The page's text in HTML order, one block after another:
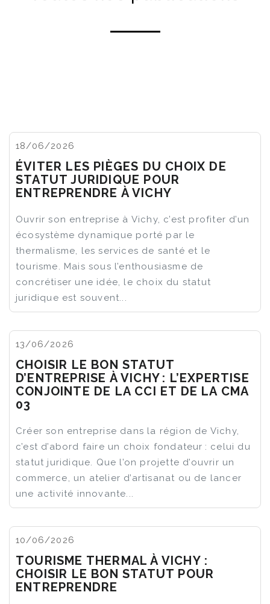
18/06/2026
ÉVITER LES PIÈGES DU CHOIX DE
STATUT JURIDIQUE POUR
ENTREPRENDRE À VICHY
Ouvrir son entreprise à Vichy, c’est profiter d’un
écosystème dynamique porté par le
thermalisme, les services de santé et le
tourisme. Mais sous l’enthousiasme de
concrétiser une idée, le choix du statut
juridique est souvent...
13/06/2026
CHOISIR LE BON STATUT
D’ENTREPRISE À VICHY : L’EXPERTISE
CONJOINTE DE LA CCI ET DE LA CMA
03
Créer son entreprise dans la région de Vichy,
c’est d’abord faire un choix fondateur : celui du
statut juridique. Que l’on projette d’ouvrir un
commerce, un atelier d’artisanat ou de lancer
une activité innovante...
10/06/2026
TOURISME THERMAL À VICHY :
CHOISIR LE BON STATUT POUR
ENTREPRENDRE